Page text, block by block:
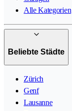
Alle Kategorien
Beliebte Städte
Zürich
Genf
Lausanne